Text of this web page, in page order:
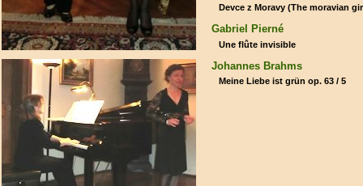
Devce z Moravy (The moravian
Gabriel Pierné
Une flûte invisible
Johannes Brahms
Meine Liebe ist grün op. 63 / 5